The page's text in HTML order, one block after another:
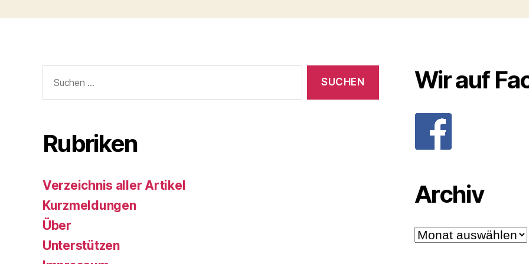
nach:
Rubriken
Verzeichnis aller Artikel
Kurzmeldungen
Über
Unterstützen
Wir auf
Archiv
Archiv